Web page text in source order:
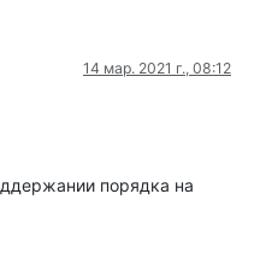
14 мар. 2021 г., 08:12
порядка на